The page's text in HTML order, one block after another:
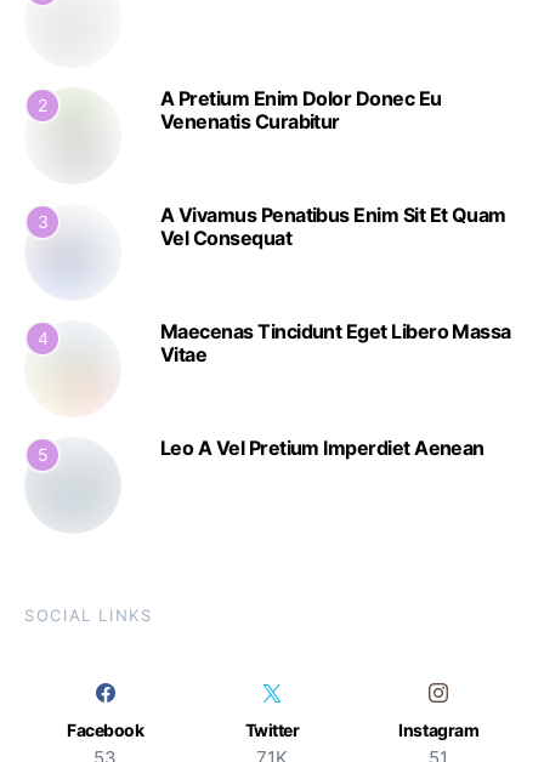
2
A Pretium Enim Dolor Donec Eu
Venenatis Curabitur
3
A Vivamus Penatibus Enim Sit Et Quam
Vel Consequat
4
Maecenas Tincidunt Eget Libero Massa
Vitae
5 Leo A Vel Pretium Imperdiet Aenean
SOCIAL LINKS
Facebook Twitter Instagram